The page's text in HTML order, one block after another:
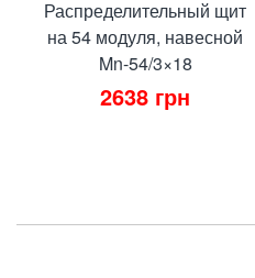
Распределительный щит
на 54 модуля, навесной
Mn-54/3×18
2638 грн